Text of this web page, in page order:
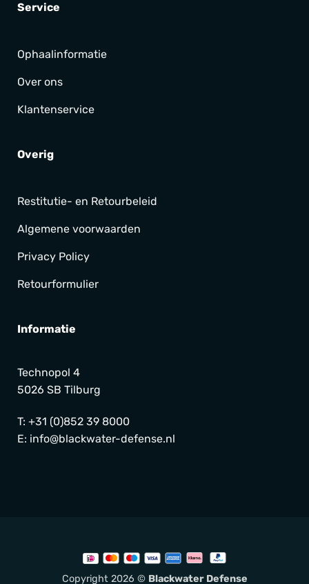
Service
Ophaalinformatie
Over ons
Klantenservice
Overig
Restitutie- en Retourbeleid
Algemene voorwaarden
Privacy Policy
Retourformulier
Informatie
Technopol 4
5026 SB Tilburg
T: +31 (0)852 39 8000
E: info@blackwater-defense.nl
Copyright 2026 © Blackwater Defense